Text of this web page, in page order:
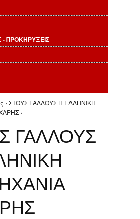
- ΠΡΟΚΗΡΥΞΕΙΣ
› ΣΤΟΥΣ ΓΑΛΛΟΥΣ Η ΕΛΛΗΝΙΚΗ
›
ΓΑΛΛΟΥΣ